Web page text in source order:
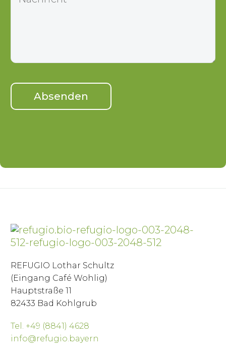
REFUGIO Lothar Schultz
(Eingang Café Wohlig)
Hauptstraße 11
82433 Bad Kohlgrub
Tel. +49 (8841) 4628
info@refugio.bayern